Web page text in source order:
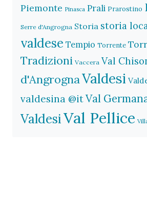
Piemonte Pinasca Prali Prarostino
Serre d'Angrogna Storia storia
valdese Tempio Torrente
Tradizioni Vaccera Val
d'AngrognaValdesi
valdesina @itVal
ValdesiVal Pellice